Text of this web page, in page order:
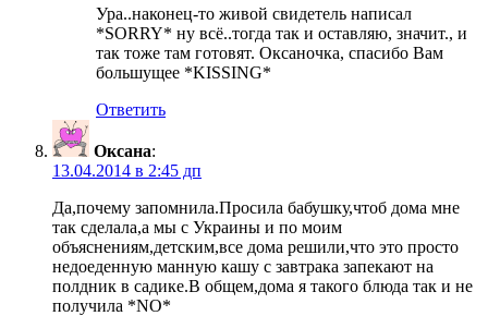
Ура..наконец-то живой свидетель написал
*SORRY* ну всё..тогда так и оставляю, значит., и
так тоже там готовят. Оксаночка, спасибо Вам
большущее *KISSING*
Ответить
Оксана:
13.04.2014 в 2:45 дп
Да,почему запомнила.Просила бабушку,чтоб дома мне
так сделала,а мы с Украины и по моим
объяснениям,детским,все дома решили,что это просто
недоеденную манную кашу с завтрака запекают на
полдник в садике.В общем,дома я такого блюда так и не
получила *NO*